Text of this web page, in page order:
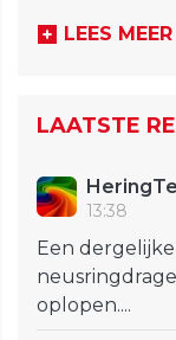
LEES MEER
LAATSTE
13:38
Een
oplopen....